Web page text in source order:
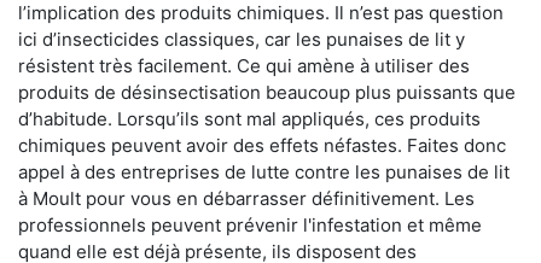
l’implication des produits chimiques. Il n’est pas question
ici d’insecticides classiques, car les punaises de lit y
résistent très facilement. Ce qui amène à utiliser des
produits de désinsectisation beaucoup plus puissants que
d’habitude. Lorsqu’ils sont mal appliqués, ces produits
chimiques peuvent avoir des effets néfastes. Faites donc
appel à des entreprises de lutte contre les punaises de lit
à Moult pour vous en débarrasser définitivement. Les
professionnels peuvent prévenir l'infestation et même
quand elle est déjà présente, ils disposent des